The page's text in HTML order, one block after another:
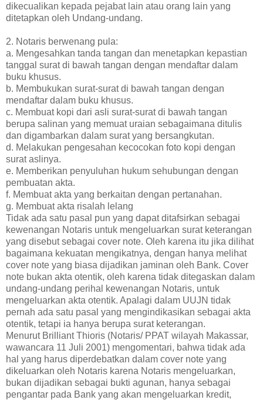
dikecualikan kepada pejabat lain atau orang lain yang
ditetapkan oleh Undang-undang.
2. Notaris berwenang pula:
a. Mengesahkan tanda tangan dan menetapkan kepastian
tanggal surat di bawah tangan dengan mendaftar dalam
buku khusus.
b. Membukukan surat-surat di bawah tangan dengan
mendaftar dalam buku khusus.
c. Membuat kopi dari asli surat-surat di bawah tangan
berupa salinan yang memuat uraian sebagaimana ditulis
dan digambarkan dalam surat yang bersangkutan.
d. Melakukan pengesahan kecocokan foto kopi dengan
surat aslinya.
e. Memberikan penyuluhan hukum sehubungan dengan
pembuatan akta.
f. Membuat akta yang berkaitan dengan pertanahan.
g. Membuat akta risalah lelang
Tidak ada satu pasal pun yang dapat ditafsirkan sebagai
kewenangan Notaris untuk mengeluarkan surat keterangan
yang disebut sebagai cover note. Oleh karena itu jika dilihat
bagaimana kekuatan mengikatnya, dengan hanya melihat
cover note yang biasa dijadikan jaminan oleh Bank. Cover
note bukan akta otentik, oleh karena tidak ditegaskan dalam
undang-undang perihal kewenangan Notaris, untuk
mengeluarkan akta otentik. Apalagi dalam UUJN tidak
pernah ada satu pasal yang mengindikasikan sebagai akta
otentik, tetapi ia hanya berupa surat keterangan.
Menurut Brilliant Thioris (Notaris/ PPAT wilayah Makassar,
wawancara 11 Juli 2001) mengomentari, bahwa tidak ada
hal yang harus diperdebatkan dalam cover note yang
dikeluarkan oleh Notaris karena Notaris mengeluarkan,
bukan dijadikan sebagai bukti agunan, hanya sebagai
pengantar pada Bank yang akan mengeluarkan kredit,